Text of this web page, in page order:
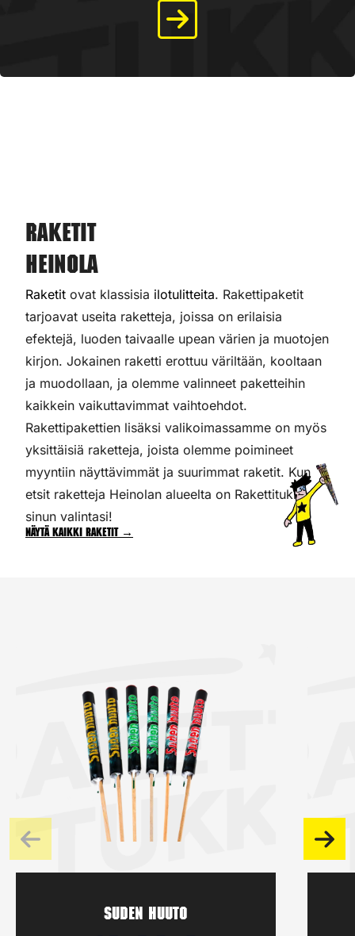
Raketit
Heinola
Raketit ovat klassisia ilotulitteita. Rakettipaketit
tarjoavat useita raketteja, joissa on erilaisia
efektejä, luoden taivaalle upean värien ja muotojen
kirjon. Jokainen raketti erottuu väriltään, kooltaan
ja muodollaan, ja olemme valinneet paketteihin
kaikkein vaikuttavimmat vaihtoehdot.
Rakettipakettien lisäksi valikoimassamme on myös
yksittäisiä raketteja, joista olemme poimineet
myyntiin näyttävimmät ja suurimmat raketit. Kun
etsit raketteja Heinolan alueelta on Rakettitukku
sinun valintasi!
Näytä kaikki raketit →
Suden huuto